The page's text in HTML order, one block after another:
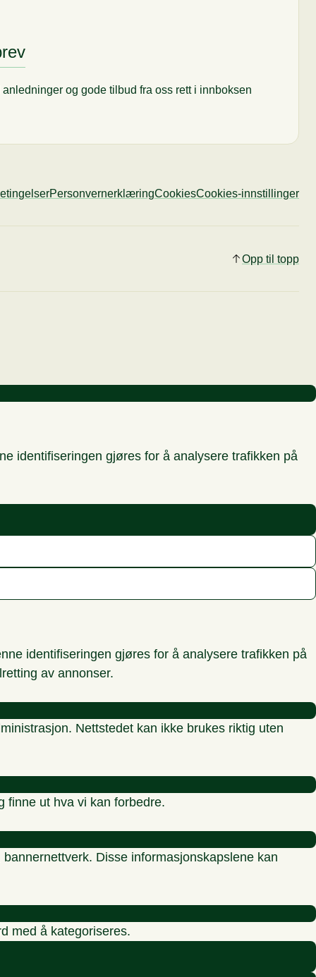
anledninger og gode tilbud fra oss rett i innboksen
PersonvernerklæringCookiesCookies-innstillinger
Opp til topp
identifiseringen gjøres for å analysere trafikken på
identifiseringen gjøres for å analysere trafikken på
av annonser.
Nettstedet kan ikke brukes riktig uten
finne ut hva vi kan forbedre.
Disse informasjonskapslene kan
med å kategoriseres.